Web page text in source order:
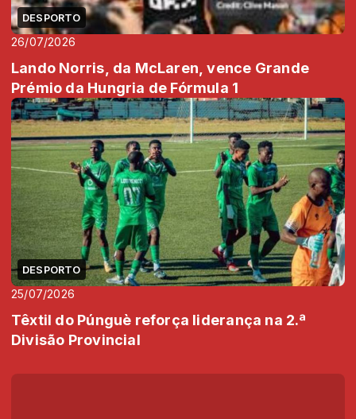
DESPORTO
26/07/2026
Lando Norris, da McLaren, vence Grande
Prémio da Hungria de Fórmula 1
DESPORTO
25/07/2026
Têxtil do Púnguè reforça liderança na 2.ª
Divisão Provincial